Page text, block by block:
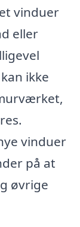
vinduer
eller
ikke
vinduer
på at
øvrige